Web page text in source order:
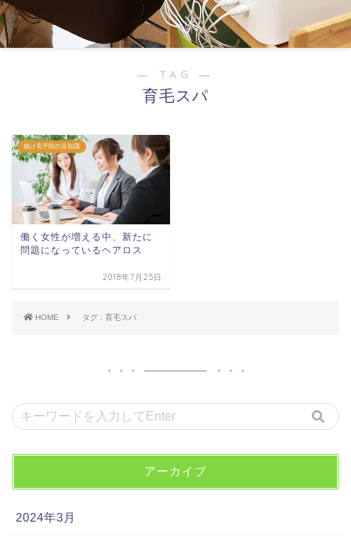
― TAG ―
育毛スパ
抜け毛予防の豆知識
働く女性が増える中、新たに
問題になっているヘアロス
2018年7月25日
HOME タグ : 育毛スパ
アーカイブ
2024年3月